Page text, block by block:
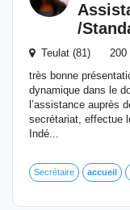
/
Teulat (81) 200
très bonne
dynamique dans le
l’assistance auprès
secrétariat, effectue
Indé...
Secrétaire accueil